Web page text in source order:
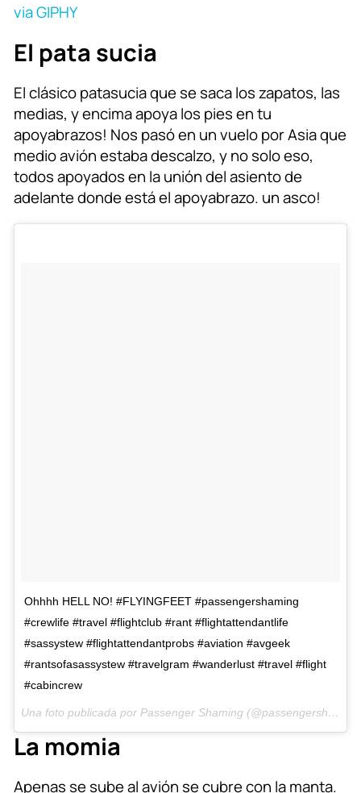
via GIPHY
El pata sucia
El clásico patasucia que se saca los zapatos, las
medias, y encima apoya los pies en tu
apoyabrazos! Nos pasó en un vuelo por Asia que
medio avión estaba descalzo, y no solo eso,
todos apoyados en la unión del asiento de
adelante donde está el apoyabrazo. un asco!
Ohhhh HELL NO! #FLYINGFEET #passengershaming
#crewlife #travel #flightclub #rant #flightattendantlife
#sassystew #flightattendantprobs #aviation #avgeek
#rantsofasassystew #travelgram #wanderlust #travel #flight
#cabincrew
Una foto publicada por Passenger Shaming (@passengershaming) el
La momia
Apenas se sube al avión se cubre con la manta.